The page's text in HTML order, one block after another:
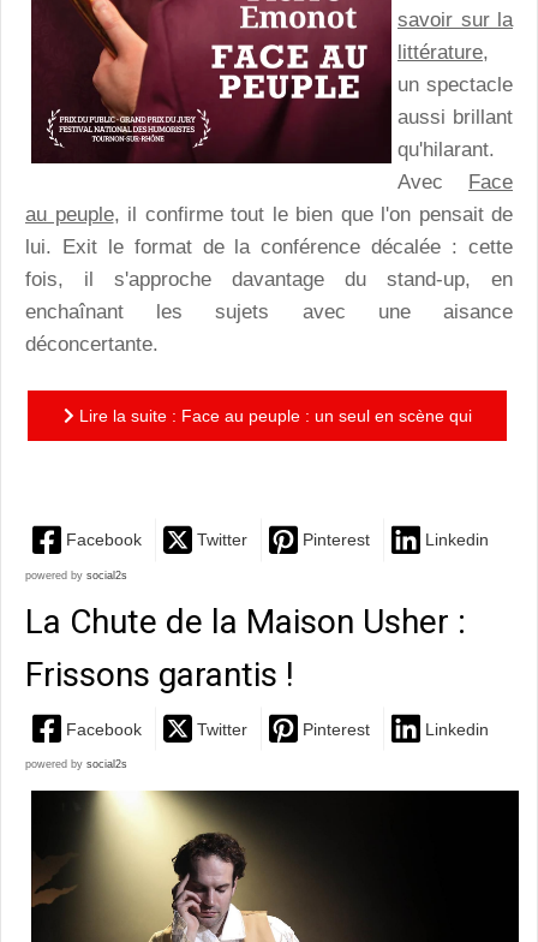
savoir sur la
littérature,
un spectacle
aussi brillant
qu'hilarant.
Avec Face
au peuple, il confirme tout le bien que l'on pensait de
lui. Exit le format de la conférence décalée : cette
fois, il s'approche davantage du stand-up, en
enchaînant les sujets avec une aisance
déconcertante.
Lire la suite : Face au peuple : un seul en scène qui
Facebook Twitter Pinterest Linkedin
powered by social2s
La Chute de la Maison Usher :
Frissons garantis !
Facebook Twitter Pinterest Linkedin
powered by social2s